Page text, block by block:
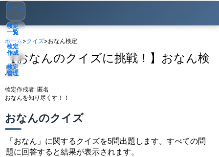
ホーム
検定
一覧
検定
作成
検定
管理
ゲスト▾
ホーム>クイズ>おなん検定
【おなんのクイズに挑戦！】おなん検
定
検定作成者: 匿名
おなんを知り尽くす！！
おなんのクイズ
「おなん」に関するクイズを5問出題します。すべての問
題に回答すると結果が表示されます。